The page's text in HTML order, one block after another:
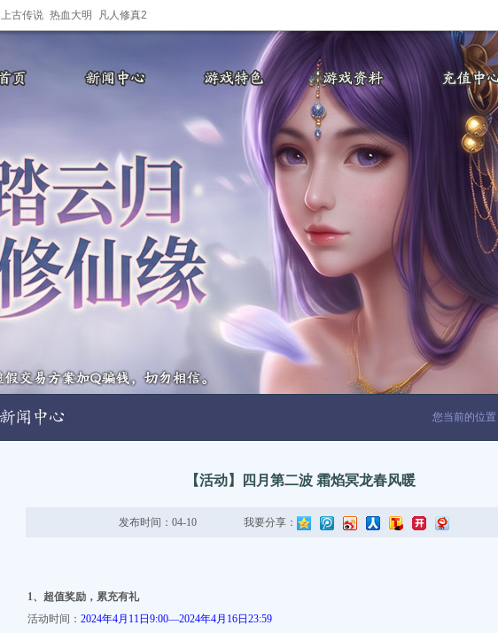
上古传说 热血大明 凡人修真2
动
您当前的位置
【活动】四月第二波 霜焰冥龙春风暖
发布时间：04-10 我要分享：
1、 超值奖励，累充有礼
活动时间： 2024年4月11日9:00—2024年4月16日23:59